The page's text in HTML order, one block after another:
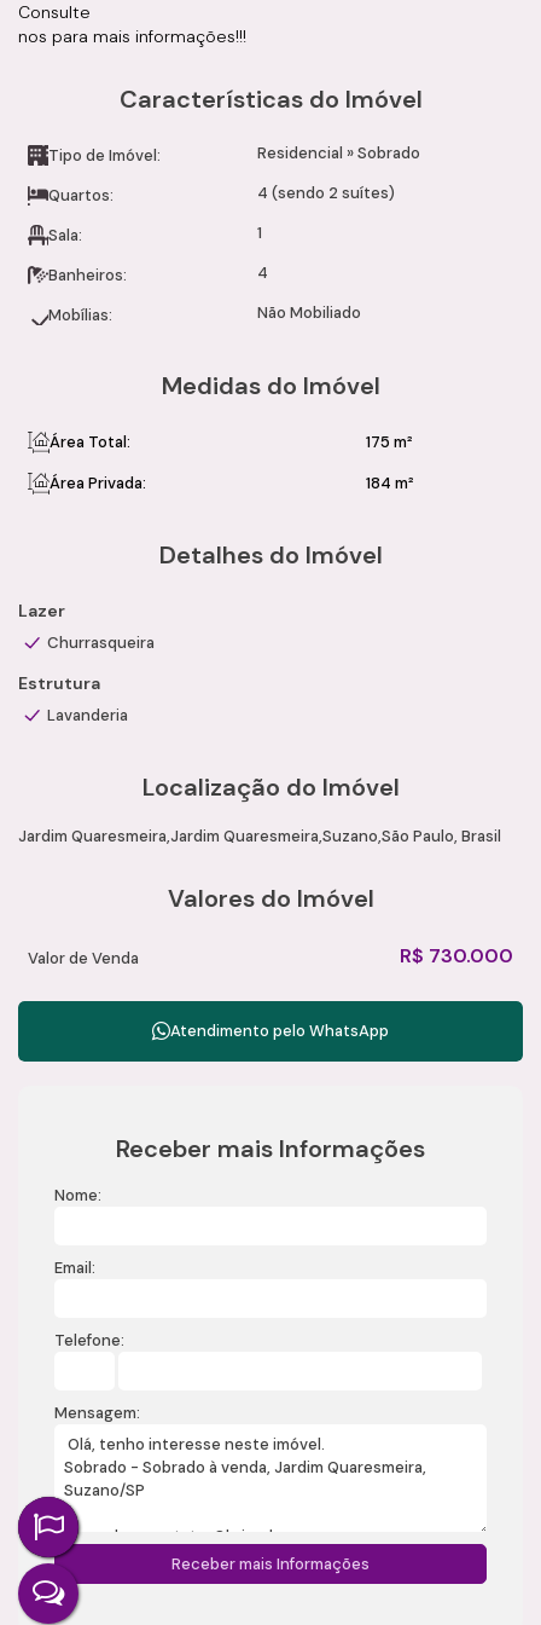
Consulte
nos para mais informações!!!
Características do Imóvel
Tipo de Imóvel: Residencial »Sobrado
Quartos: 4 (sendo 2 suítes)
Sala: 1
Banheiros: 4
Mobílias: Não Mobiliado
Medidas do Imóvel
Área Total:
175 m²
Área Privada:
184 m²
Detalhes do Imóvel
Lazer
Churrasqueira
Estrutura
Lavanderia
Localização do Imóvel
Jardim Quaresmeira Jardim Quaresmeira Suzano São Paulo, Brasil
Valores do Imóvel
R$ 730.000
Valor de Venda
Atendimento pelo WhatsApp
Receber mais Informações
Nome:
Email:
Telefone:
Mensagem: